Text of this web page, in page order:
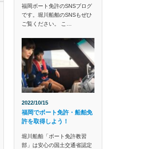
福岡ボート免許のSNSブログ
です。堀川船舶のSNSもぜひ
ご覧ください。 こ…
2022/10/15
福岡でボート免許・船舶免
許を取得しよう！
堀川船舶「ボート免許教習
部」は安心の国土交通省認定